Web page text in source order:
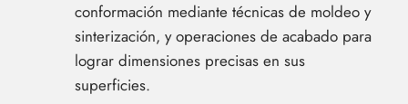
conformación mediante técnicas de moldeo y
sinterización, y operaciones de acabado para
lograr dimensiones precisas en sus
superficies.